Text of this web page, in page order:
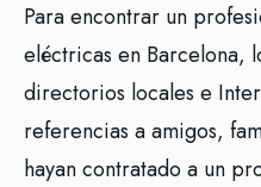
Para encontrar un
eléctricas en Barcelona,
directorios locales e
referencias a amigos,
hayan contratado a un